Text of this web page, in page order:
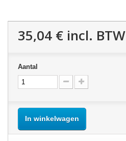
35,04 € incl. BTW
Aantal
In winkelwagen